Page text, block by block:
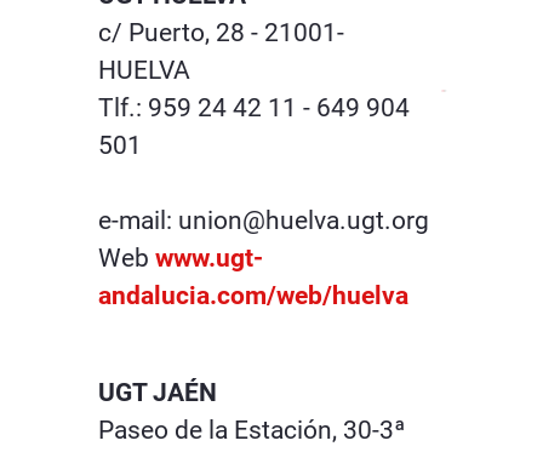
c/ Puerto, 28 - 21001-
HUELVA
Tlf.: 959 24 42 11 - 649 904
501
e-mail: union@huelva.ugt.org
Web www.ugt-
andalucia.com/web/huelva
UGT JAÉN
Paseo de la Estación, 30-3ª